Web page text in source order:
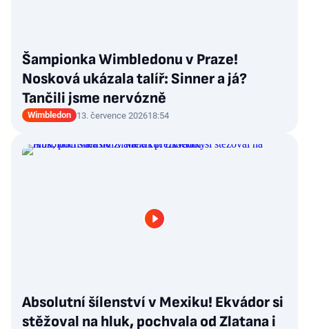
Šampionka Wimbledonu v Praze!
Nosková ukázala talíř: Sinner a já?
Tančili jsme nervózně
Wimbledon 13. července 202618:54
Absolutní šílenství v Mexiku! Ekvádor si
stěžoval na hluk, pochvala od Zlatana i